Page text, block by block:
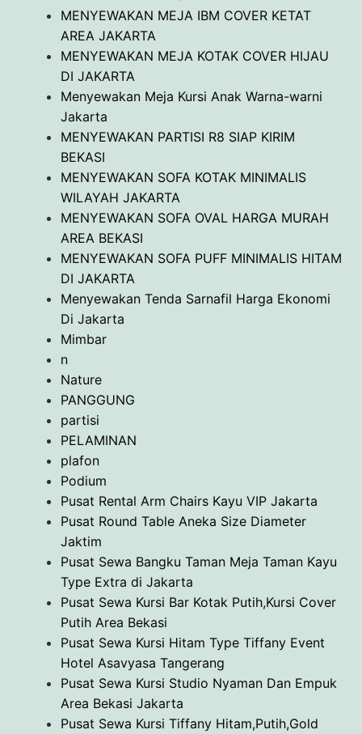
MENYEWAKAN MEJA IBM COVER KETAT
AREA JAKARTA
MENYEWAKAN MEJA KOTAK COVER HIJAU
DI JAKARTA
Menyewakan Meja Kursi Anak Warna-warni
Jakarta
MENYEWAKAN PARTISI R8 SIAP KIRIM
BEKASI
MENYEWAKAN SOFA KOTAK MINIMALIS
WILAYAH JAKARTA
MENYEWAKAN SOFA OVAL HARGA MURAH
AREA BEKASI
MENYEWAKAN SOFA PUFF MINIMALIS HITAM
DI JAKARTA
Menyewakan Tenda Sarnafil Harga Ekonomi
Di Jakarta
Mimbar
n
Nature
PANGGUNG
partisi
PELAMINAN
plafon
Podium
Pusat Rental Arm Chairs Kayu VIP Jakarta
Pusat Round Table Aneka Size Diameter
Jaktim
Pusat Sewa Bangku Taman Meja Taman Kayu
Type Extra di Jakarta
Pusat Sewa Kursi Bar Kotak Putih,Kursi Cover
Putih Area Bekasi
Pusat Sewa Kursi Hitam Type Tiffany Event
Hotel Asavyasa Tangerang
Pusat Sewa Kursi Studio Nyaman Dan Empuk
Area Bekasi Jakarta
Pusat Sewa Kursi Tiffany Hitam,Putih,Gold